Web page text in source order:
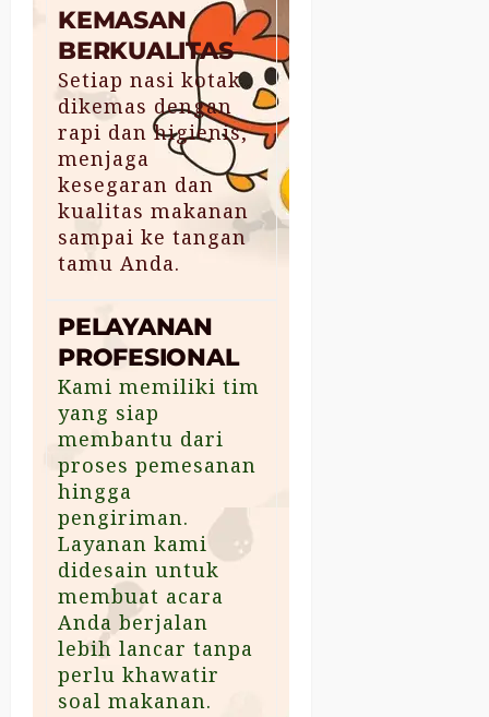
KEMASAN
BERKUALITAS
Setiap nasi kotak
dikemas dengan
rapi dan higienis,
menjaga
kesegaran dan
kualitas makanan
sampai ke tangan
tamu Anda.
PELAYANAN
PROFESIONAL
Kami memiliki tim
yang siap
membantu dari
proses pemesanan
hingga
pengiriman.
Layanan kami
didesain untuk
membuat acara
Anda berjalan
lebih lancar tanpa
perlu khawatir
soal makanan.